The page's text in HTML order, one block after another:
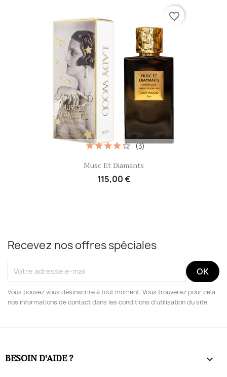
Aperçu rapide
Musc Et Diamants
115,00 €
(3)
favorite_border
Recevez nos offres spéciales
Vous pouvez vous désinscrire à tout moment. Vous trouverez pour cela
nos informations de contact dans les conditions d'utilisation du site.
BESOIN D'AIDE ? 